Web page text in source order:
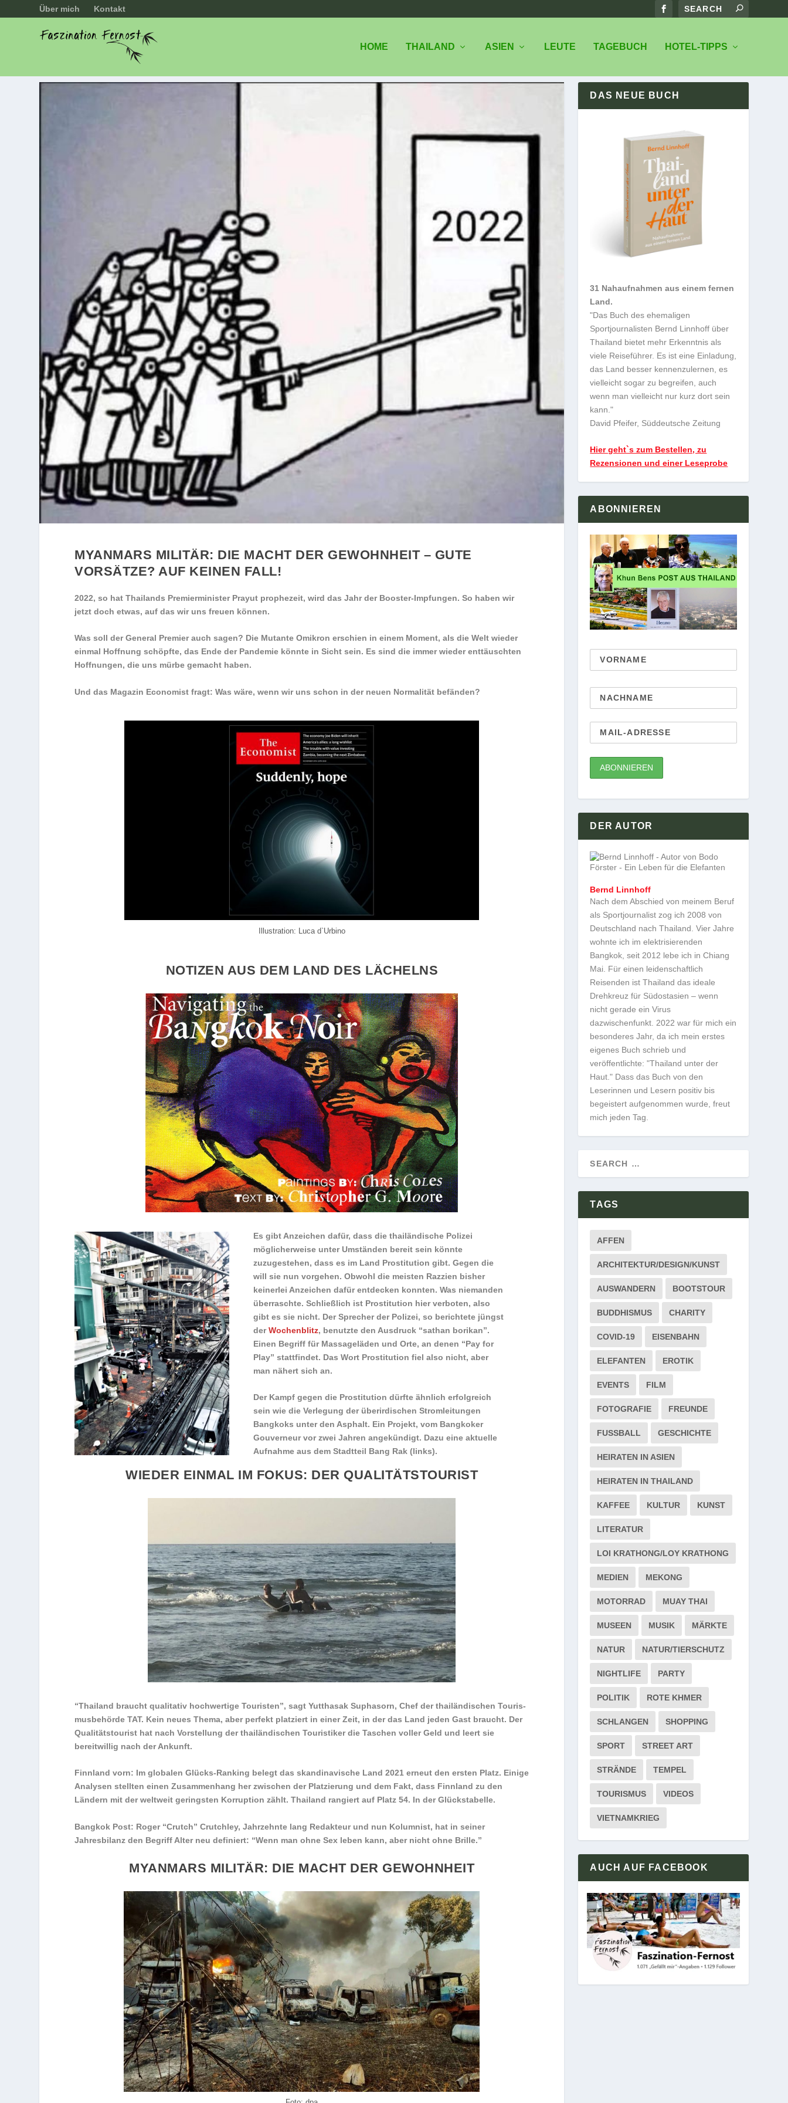
Über mich Kontakt
HOME THAILAND ASIEN LEUTE TAGEBUCH HOTEL-TIPPS
MYANMARS MILITÄR: DIE MACHT DER GEWOHNHEIT – GUTE
VORSÄTZE? AUF KEINEN FALL!
2022, so hat Thailands Premierminister Prayut prophezeit, wird das Jahr der Booster-Impfungen. So haben wir
jetzt doch etwas, auf das wir uns freuen können.
Was soll der General Premier auch sagen? Die Mutante Omikron erschien in einem Moment, als die Welt wieder
einmal Hoffnung schöpfte, das Ende der Pandemie könnte in Sicht sein. Es sind die immer wieder enttäuschten
Hoffnungen, die uns mürbe gemacht haben.
Und das Magazin Economist fragt: Was wäre, wenn wir uns schon in der neuen Normalität befänden?
Illustration: Luca d`Urbino
NOTIZEN AUS DEM LAND DES LÄCHELNS
Es gibt Anzeichen dafür, dass die thailändische Polizei
möglicherweise unter Umständen bereit sein könnte
zuzugestehen, dass es im Land Prostitution gibt. Gegen die
will sie nun vorgehen. Obwohl die meisten Razzien bisher
keinerlei Anzeichen dafür entdecken konnten. Was niemanden
überraschte. Schließlich ist Prostitution hier verboten, also
gibt es sie nicht. Der Sprecher der Polizei, so berichtete jüngst
derWochenblitz, benutzte den Ausdruck ​“sathan borikan”.
Einen Begriff für Massageläden und Orte, an denen “Pay for
Play” stattfindet. Das Wort Prostitution fiel also nicht, aber
man nähert sich an.
Der Kampf gegen die Prostitution dürfte ähnlich erfolgreich
sein wie die Verlegung der überirdischen Stromleitungen
Bangkoks unter den Asphalt. Ein Projekt, vom Bangkoker
Gouverneur vor zwei Jahren angekündigt. Dazu eine aktuelle
Aufnahme aus dem Stadtteil Bang Rak (links).
WIEDER EINMAL IM FOKUS: DER QUALITÄTSTOURIST
“Thailand braucht qualitativ hochwertige Touristen”, sagt Yut­thasak Supha­sorn, Chef der thailändis­chen Touris­
mus­be­hörde TAT. Kein neues Thema, aber perfekt platziert in einer Zeit, in der das Land jeden Gast braucht. Der
Qualitätstourist hat nach Vorstellung der thailändischen Touristiker die Taschen voller Geld und leert sie
bereitwillig nach der Ankunft.
Finnland vorn: Im globalen Glücks-Ranking belegt das skandinavische Land 2021 erneut den ersten Platz. Einige
Analysen stellten einen Zusammenhang her zwischen der Platzierung und dem Fakt, dass Finnland zu den
Ländern mit der weltweit geringsten Korruption zählt. Thailand rangiert auf Platz 54. In der Glückstabelle.
Bangkok Post: Roger “Crutch” Crutchley, Jahrzehnte lang Redakteur und nun Kolumnist, hat in seiner
Jahresbilanz den Begriff Alter neu definiert: “Wenn man ohne Sex leben kann, aber nicht ohne Brille.”
MYANMARS MILITÄR: DIE MACHT DER GEWOHNHEIT
DAS NEUE BUCH
31 Nahaufnahmen aus einem fernen
Land.
"Das Buch des ehemaligen
Sportjournalisten Bernd Linnhoff über
Thailand bietet mehr Erkenntnis als
viele Reiseführer. Es ist eine Einladung,
das Land besser kennenzulernen, es
vielleicht sogar zu begreifen, auch
wenn man vielleicht nur kurz dort sein
kann."
David Pfeifer, Süddeutsche Zeitung
Hier geht`s zum Bestellen, zu
Rezensionen und einer Leseprobe
ABONNIEREN
DER AUTOR
Bernd Linnhoff
Nach dem Abschied von meinem Beruf
als Sportjournalist zog ich 2008 von
Deutschland nach Thailand. Vier Jahre
wohnte ich im elektrisierenden
Bangkok, seit 2012 lebe ich in Chiang
Mai. Für einen leidenschaftlich
Reisenden ist Thailand das ideale
Drehkreuz für Südostasien – wenn
nicht gerade ein Virus
dazwischenfunkt. 2022 war für mich ein
besonderes Jahr, da ich mein erstes
eigenes Buch schrieb und
veröffentlichte: "Thailand unter der
Haut." Dass das Buch von den
Leserinnen und Lesern positiv bis
begeistert aufgenommen wurde, freut
mich jeden Tag.
TAGS
AFFEN
ARCHITEKTUR/DESIGN/KUNST
AUSWANDERN BOOTSTOUR
BUDDHISMUS CHARITY
COVID-19 EISENBAHN
ELEFANTEN EROTIK
EVENTS FILM
FOTOGRAFIE FREUNDE
FUSSBALL GESCHICHTE
HEIRATEN IN ASIEN
HEIRATEN IN THAILAND
KAFFEE KULTUR KUNST
LITERATUR
LOI KRATHONG/LOY KRATHONG
MEDIEN MEKONG
MOTORRAD MUAY THAI
MUSEEN MUSIK MÄRKTE
NATUR NATUR/TIERSCHUTZ
NIGHTLIFE PARTY
POLITIK ROTE KHMER
SCHLANGEN SHOPPING
SPORT STREET ART
STRÄNDE TEMPEL
TOURISMUS VIDEOS
VIETNAMKRIEG
AUCH AUF FACEBOOK